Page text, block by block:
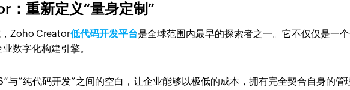
：重新定义“量身定制”
，Zoho Creator低代码开发平台是全球范围内最早的探索者之一。它不仅仅是一
数字化构建引擎。
与“纯代码开发”之间的空白，让企业能够以极低的成本，拥有完全契合自身的管